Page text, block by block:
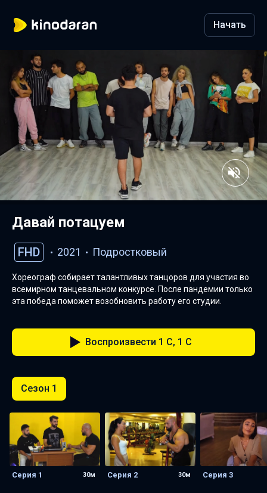
Начать
Давай потацуем
FHD 2021 Подростковый
Хореограф собирает талантливых танцоров для участия во
всемирном танцевальном конкурсе. После пандемии только
эта победа поможет возобновить работу его студии.
Воспроизвести 1 C, 1 C
Сезон 1
Серия 1 30м Серия 2 30м Серия 3